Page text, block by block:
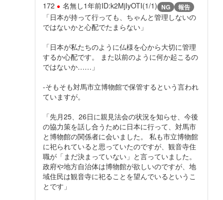
172 名無し1年前ID:k2MjIyOTI(1/1) NG 報告
「日本が持って行っても、ちゃんと管理しないの
ではないかと心配でたまらない」
「日本が私たちのように仏様を心から大切に管理
するか心配です。 また以前のように何か起こるの
ではないか……」
-そもそも対馬市立博物館で保管するという言われ
ていますが。
「先月25、26日に親見法会の状況を知らせ、今後
の協力策を話し合うために日本に行って、対馬市
と博物館の関係者に会いました。 私も市立博物館
に祀られていると思っていたのですが、観音寺住
職が「まだ決まっていない」と言っていました。
政府や地方自治体は博物館が欲しいのですが、地
域住民は観音寺に祀ることを望んでいるというこ
とです」